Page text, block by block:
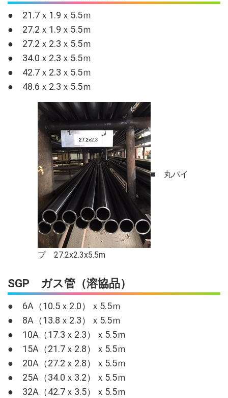
● 21.7ｘ1.9ｘ5.5ｍ
● 27.2ｘ1.9ｘ5.5ｍ
● 27.2ｘ2.3ｘ5.5ｍ
● 34.0ｘ2.3ｘ5.5ｍ
● 42.7ｘ2.3ｘ5.5ｍ
● 48.6ｘ2.3ｘ5.5ｍ
■ 丸パイ
プ 27.2x2.3x5.5m
SGP ガス管（溶協品）
● 6A（10.5ｘ2.0）ｘ5.5ｍ
● 8A（13.8ｘ2.3）ｘ5.5ｍ
● 10A（17.3ｘ2.3）ｘ5.5ｍ
● 15A（21.7ｘ2.8）ｘ5.5ｍ
● 20A（27.2ｘ2.8）ｘ5.5ｍ
● 25A（34.0ｘ3.2）ｘ5.5ｍ
● 32A（42.7ｘ3.5）ｘ5.5ｍ